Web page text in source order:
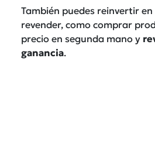
También puedes reinvertir
revender, como comprar
precio en segunda mano y
ganancia.